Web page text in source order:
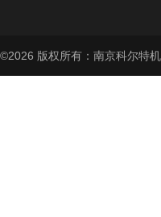
©2026 版权所有：南京科尔特